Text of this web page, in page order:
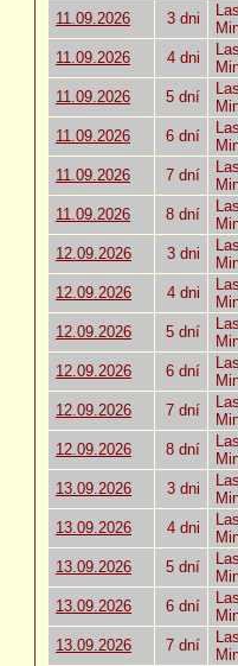
11.09.2026
3 dni
11.09.2026
4 dni
11.09.2026
5 dní
11.09.2026
6 dní
11.09.2026
7 dní
11.09.2026
8 dní
12.09.2026
3 dni
12.09.2026
4 dni
12.09.2026
5 dní
12.09.2026
6 dní
12.09.2026
7 dní
12.09.2026
8 dní
13.09.2026
3 dni
13.09.2026
4 dni
13.09.2026
5 dní
13.09.2026
6 dní
13.09.2026
7 dní